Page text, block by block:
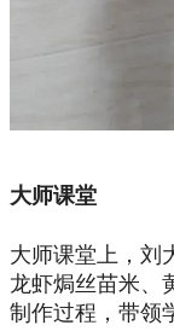
大师课堂
大师课堂上，刘
龙虾焗丝苗米、
制作过程，带领